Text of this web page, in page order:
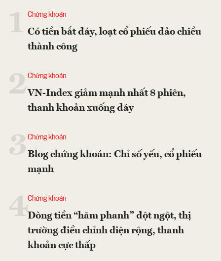
Chứng khoán
Có tiền bắt đáy, loạt cổ phiếu đảo chiều
thành công
2Chứng khoán
VN-Index giảm mạnh nhất 8 phiên,
thanh khoản xuống đáy
Chứng khoán
Blog chứng khoán: Chỉ số yếu, cổ phiếu
mạnh
4Chứng khoán
Dòng tiền “hãm phanh” đột ngột, thị
trường điều chỉnh diện rộng, thanh
khoản cực thấp